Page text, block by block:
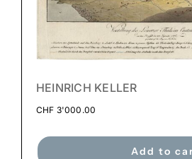
HEINRICH KELLER
CHF 3'000.00
Add to